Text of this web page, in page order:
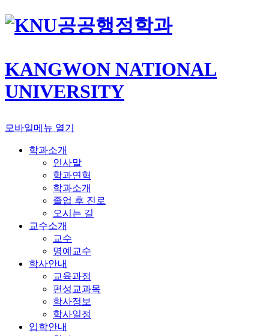
공공행정학과
KANGWON NATIONAL
UNIVERSITY
모바일메뉴 열기
학과소개
인사말
학과연혁
학과소개
졸업 후 진로
오시는 길
교수소개
교수
명예교수
학사안내
교육과정
편성교과목
학사정보
학사일정
입학안내